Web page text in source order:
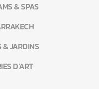
& SPAS
& JARDINS
D’ART